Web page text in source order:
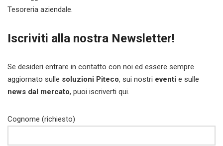
Tesoreria aziendale.
Iscriviti alla nostra Newsletter!
Se desideri entrare in contatto con noi ed essere sempre
aggiornato sulle soluzioni Piteco, sui nostri eventi e sulle
news dal mercato, puoi iscriverti qui.
Cognome (richiesto)